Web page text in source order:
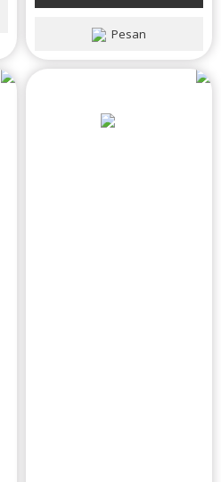
Pesan